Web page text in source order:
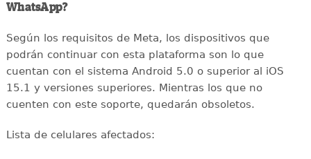
WhatsApp?
Según los requisitos de Meta, los dispositivos que
podrán continuar con esta plataforma son lo que
cuentan con el sistema Android 5.0 o superior al iOS
15.1 y versiones superiores. Mientras los que no
cuenten con este soporte, quedarán obsoletos.
Lista de celulares afectados: